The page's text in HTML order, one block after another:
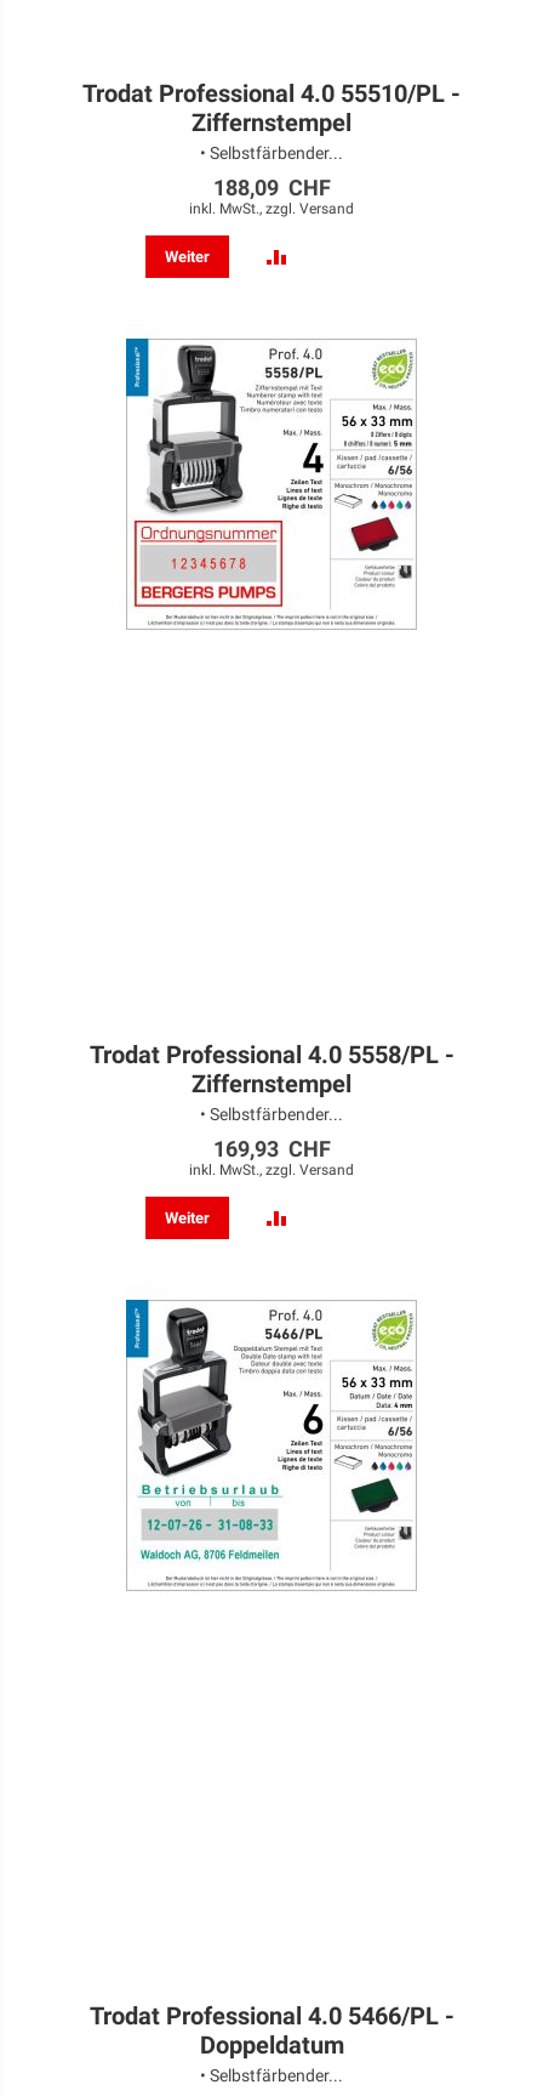
Trodat Professional 4.0 55510/PL -
Ziffernstempel
• Selbstfärbender...
188,09 CHF
inkl. MwSt., zzgl. Versand
Weiter
HINZUFÜGEN
Trodat Professional 4.0 5558/PL -
Ziffernstempel
• Selbstfärbender...
169,93 CHF
inkl. MwSt., zzgl. Versand
Weiter
HINZUFÜGEN
Trodat Professional 4.0 5466/PL -
Doppeldatum
• Selbstfärbender...